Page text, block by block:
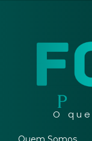
O que